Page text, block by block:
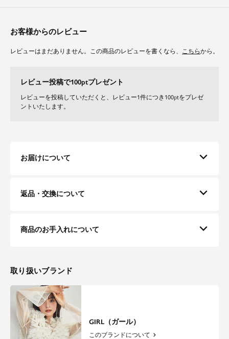
お客様からのレビュー
レビューはまだありません。この商品のレビューを書くなら、 こちらから。
レビュー投稿で100ptプレゼント
レビューを投稿していただくと、レビュー1件につき100ptをプレゼ
ントいたします。
お届けについて
返品・交換について
商品のお手入れについて
取り扱いブランド
GIRL（ガール）
このブランドについて